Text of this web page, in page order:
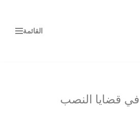
القائمة
قضايا النصب